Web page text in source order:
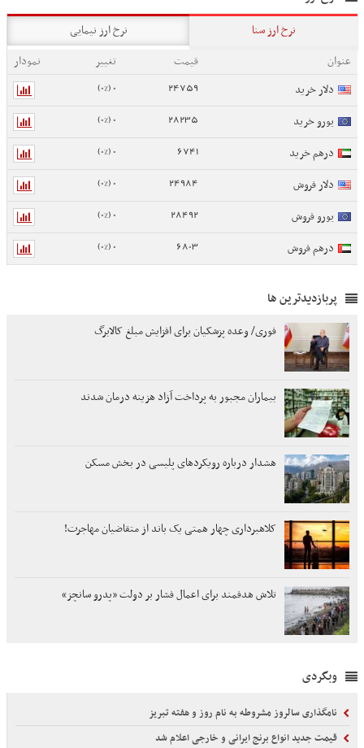
نرخ ارز سنا
نرخ ارز نیمایی
عنوان
قیمت تغییر
نمودار
دلار خرید
24759
0 (0%)
یورو خرید 28235
0 (0%)
درهم خرید 6741
0 (0%)
دلار فروش 24984
0 (0%)
یورو فروش 28492
0 (0%)
درهم فروش 6803
0 (0%)
پربازدیدترین ها
فوری/ وعده پزشکیان برای افزایش مبلغ کالابرگ
بیماران مجبور به پرداخت آزاد هزینه درمان شدند
هشدار درباره رویکردهای پلیسی در بخش مسکن
کلاهبرداری چهار همتی یک باند از متقاضیان مهاجرت!
تلاش هدفمند برای اعمال فشار بر دولت «پدرو سانچز»
وبگردی
نامگذاری سالروز مشروطه به نام روز و هفته تبریز
قیمت جدید انواع برنج ایرانی و خارجی اعلام شد